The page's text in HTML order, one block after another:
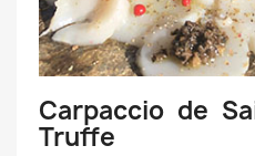
Carpaccio de
Truffe